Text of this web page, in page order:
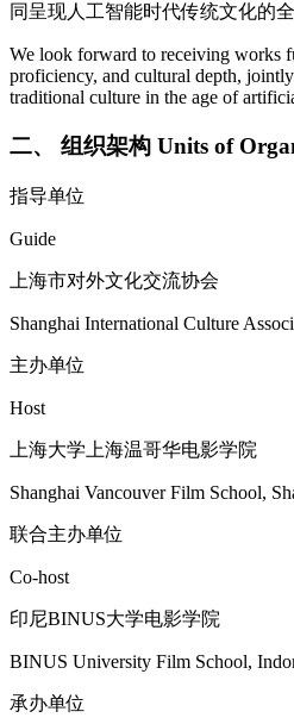
同呈现人工智能时代传统文化的全
We look forward to receiving works
proficiency, and cultural depth,
traditional culture in the age of
二、 组织架构 Units of
指导单位
Guide
上海市对外文化交流协会
Shanghai International Culture
主办单位
Host
上海大学上海温哥华电影学院
Shanghai Vancouver Film School,
联合主办单位
Co-host
印尼BINUS大学电影学院
BINUS University Film School,
承办单位